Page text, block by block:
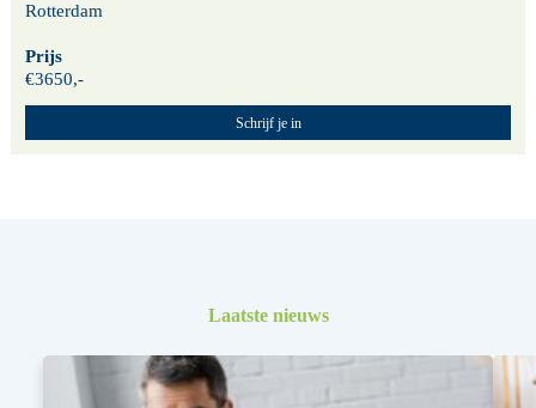
Rotterdam
Prijs
€3650,-
Schrijf je in
Laatste nieuws